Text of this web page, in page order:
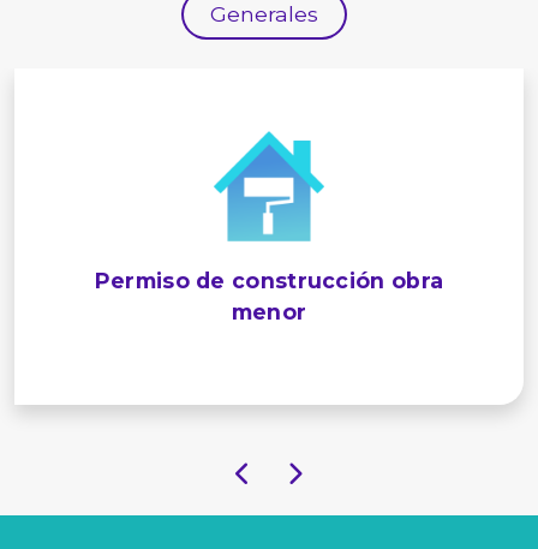
Generales
Permiso de construcción obra
menor